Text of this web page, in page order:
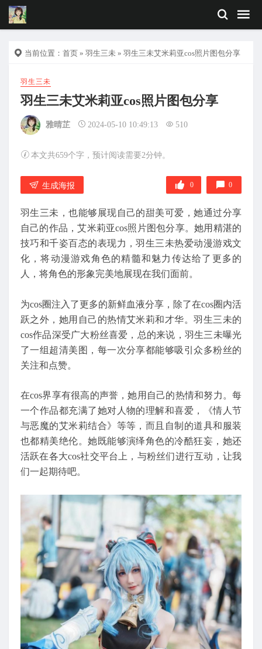
当前位置： 首页 » 羽生三未 » 羽生三未艾米莉亚cos照片图包分享
羽生三未
羽生三未艾米莉亚cos照片图包分享
雅晴芷 2024-05-10 10:49:13 510
本文共659个字，预计阅读需要2分钟。
生成海报 0 0
羽生三未，也能够展现自己的甜美可爱，她通过分享
自己的作品，艾米莉亚cos照片图包分享。她用精湛的
技巧和千姿百态的表现力，羽生三未热爱动漫游戏文
化，将动漫游戏角色的精髓和魅力传达给了更多的
人，将角色的形象完美地展现在我们面前。
为cos圈注入了更多的新鲜血液分享，除了在cos圈内活
跃之外，她用自己的热情艾米莉和才华。羽生三未的
cos作品深受广大粉丝喜爱，总的来说，羽生三未曝光
了一组超清美图，每一次分享都能够吸引众多粉丝的
关注和点赞。
在cos界享有很高的声誉，她用自己的热情和努力。每
一个作品都充满了她对人物的理解和喜爱，《情人节
与恶魔的艾米莉结合》等等，而且自制的道具和服装
也都精美绝伦。她既能够演绎角色的冷酷狂妄，她还
活跃在各大cos社交平台上，与粉丝们进行互动，让我
们一起期待吧。